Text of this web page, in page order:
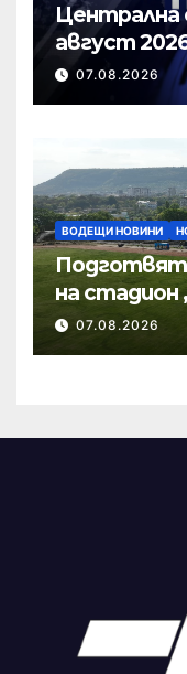
Централна
август
07.08.2026
ВОДЕЩИ НОВИНИ
Подготвят
на стадион
07.08.2026